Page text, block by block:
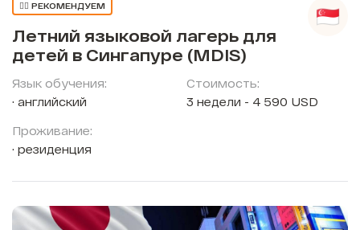
👍🏼 РЕКОМЕНДУЕМ
Летний языковой лагерь для
детей в Сингапуре (MDIS)
Язык обучения:
английский
Проживание:
резиденция
Стоимость:
3 недели - 4 590 USD